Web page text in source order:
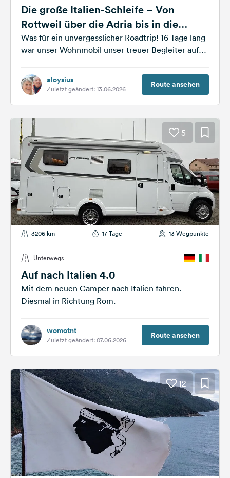
Die große Italien-Schleife – Von
Rottweil über die Adria bis in die
Abruzzen
Was für ein unvergesslicher Roadtrip! 16 Tage lang
war unser Wohnmobil unser treuer Begleiter auf
aloysius
Zuletzt geändert: 13.06.2026 Route ansehen
5
3206 km 17 Tage 13 Wegpunkte
Unterwegs
Auf nach Italien 4.0
Mit dem neuen Camper nach Italien fahren.
Diesmal in Richtung Rom.
womotnt
Zuletzt geändert: 07.06.2026 Route ansehen
12